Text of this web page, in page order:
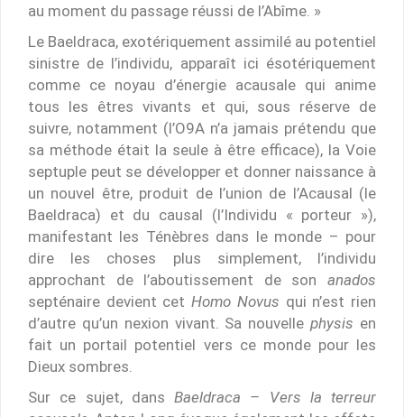
au moment du passage réussi de l’Abîme. »
Le Baeldraca, exotériquement assimilé au potentiel
sinistre de l’individu, apparaît ici ésotériquement
comme ce noyau d’énergie acausale qui anime
tous les êtres vivants et qui, sous réserve de
suivre, notamment (l’O9A n’a jamais prétendu que
sa méthode était la seule à être efficace), la Voie
septuple peut se développer et donner naissance à
un nouvel être, produit de l’union de l’Acausal (le
Baeldraca) et du causal (l’Individu « porteur »),
manifestant les Ténèbres dans le monde – pour
dire les choses plus simplement, l’individu
approchant de l’aboutissement de son anados
septénaire devient cetHomo Novus qui n’est rien
d’autre qu’un nexion vivant. Sa nouvellephysis en
fait un portail potentiel vers ce monde pour les
Dieux sombres.
Sur ce sujet, dans Baeldraca – Vers la terreur